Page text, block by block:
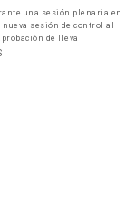
una sesión plenaria en
nueva sesión de control al
de lleva